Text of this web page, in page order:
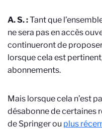
A. S. :Tant que
ne sera pas en accès
continueront de
lorsque cela est
abonnements.
Mais lorsque cela n’est
désabonne de certaines
de Springer ou plus